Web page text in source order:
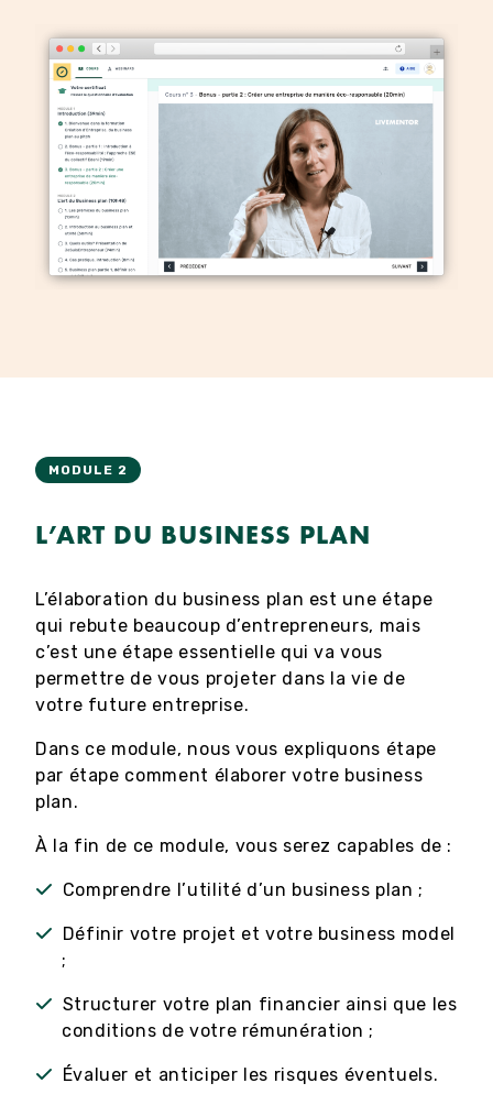
MODULE 2
L’ART DU BUSINESS PLAN
L’élaboration du business plan est une étape
qui rebute beaucoup d’entrepreneurs, mais
c’est une étape essentielle qui va vous
permettre de vous projeter dans la vie de
votre future entreprise.
Dans ce module, nous vous expliquons étape
par étape comment élaborer votre business
plan.
À la fin de ce module, vous serez capables de :
Comprendre l’utilité d’un business plan ;
Définir votre projet et votre business model
;
Structurer votre plan financier ainsi que les
conditions de votre rémunération ;
Évaluer et anticiper les risques éventuels.